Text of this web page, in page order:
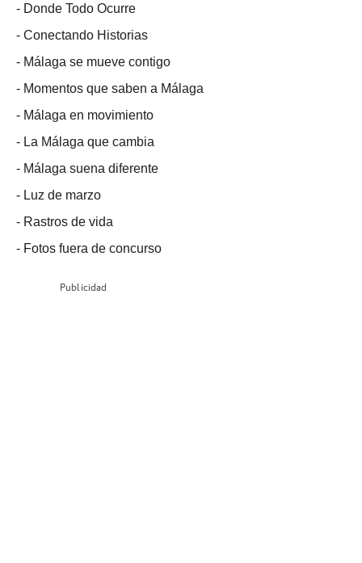
- Donde Todo Ocurre
- Conectando Historias
- Málaga se mueve contigo
- Momentos que saben a Málaga
- Málaga en movimiento
- La Málaga que cambia
- Málaga suena diferente
- Luz de marzo
- Rastros de vida
- Fotos fuera de concurso
Publicidad